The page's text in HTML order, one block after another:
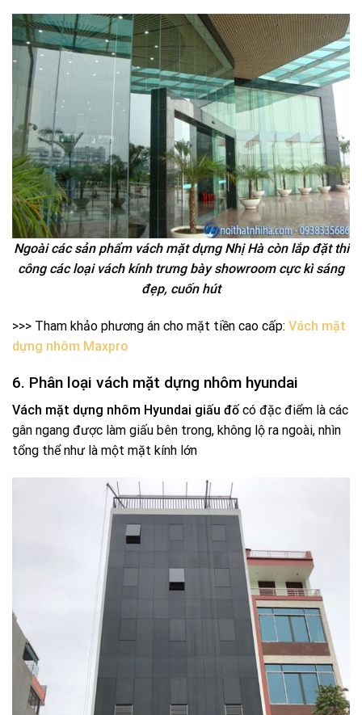
Ngoài các sản phẩm vách mặt dựng Nhị Hà còn lắp đặt thi
công các loại vách kính trưng bày showroom cực kì sáng
đẹp, cuốn hút
>>> Tham khảo phương án cho mặt tiền cao cấp: Vách mặt
dựng nhôm Maxpro
6. Phân loại vách mặt dựng nhôm hyundai
Vách mặt dựng nhôm Hyundai giấu đố có đặc điểm là các
gân ngang được làm giấu bên trong, không lộ ra ngoài, nhìn
tổng thể như là một mặt kính lớn